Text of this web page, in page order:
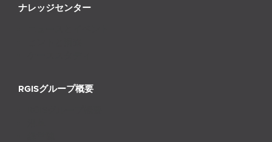
ナレッジセンター
RGISグループ概要